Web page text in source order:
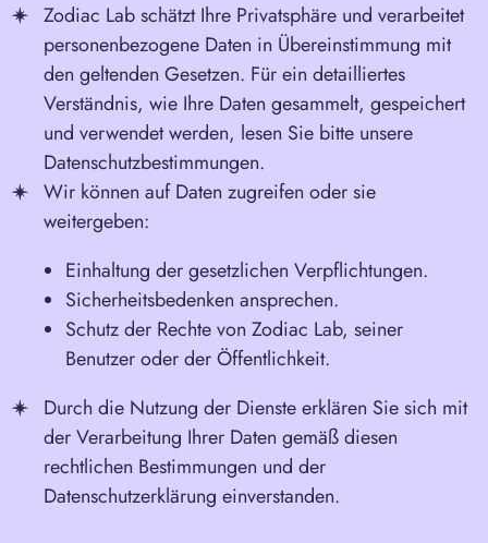
Zodiac Lab schätzt Ihre Privatsphäre und verarbeitet
personenbezogene Daten in Übereinstimmung mit
den geltenden Gesetzen. Für ein detailliertes
Verständnis, wie Ihre Daten gesammelt, gespeichert
und verwendet werden, lesen Sie bitte unsere
Datenschutzbestimmungen.
Wir können auf Daten zugreifen oder sie
weitergeben:
Einhaltung der gesetzlichen Verpflichtungen.
Sicherheitsbedenken ansprechen.
Schutz der Rechte von Zodiac Lab, seiner
Benutzer oder der Öffentlichkeit.
Durch die Nutzung der Dienste erklären Sie sich mit
der Verarbeitung Ihrer Daten gemäß diesen
rechtlichen Bestimmungen und der
Datenschutzerklärung einverstanden.